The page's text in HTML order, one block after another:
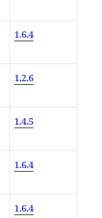
1.6.4
1.2.6
1.4.5
1.6.4
1.6.4